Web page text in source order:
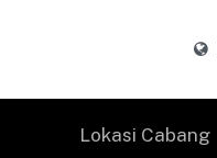
Lokasi Cabang